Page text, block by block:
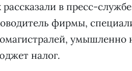
рассказали в пресс-
фирмы,
умышленно
налог.